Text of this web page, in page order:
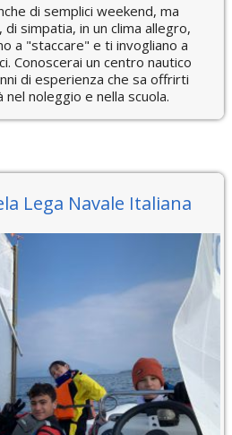
di semplici weekend, ma
simpatia, in un clima allegro,
a "staccare" e ti invogliano a
Conoscerai un centro nautico
di esperienza che sa offrirti
noleggio e nella scuola.
Lega Navale Italiana